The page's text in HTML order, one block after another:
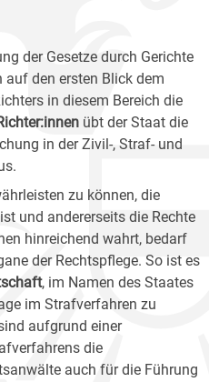
der Gesetze durch Gerichte
den ersten Blick dem
in diesem Bereich die
übt der Staat die
in der Zivil-, Straf- und
zu können, die
und andererseits die Rechte
hinreichend wahrt, bedarf
der Rechtspflege. So ist es
, im Namen des Staates
im Strafverfahren zu
aufgrund einer
die
auch für die Führung